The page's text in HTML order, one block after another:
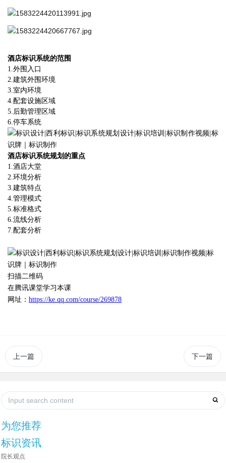
酒店标识系统的范围
1. 外围入口
2. 建筑外围环境
3. 室内环境
4. 配套设施区域
5. 后勤管理区域
6. 停车系统
酒店标识系统规划的重点
1. 酒店大堂
2. 环境分析
3. 建筑特点
4. 管理模式
5. 标准格式
6. 流线分析
7. 配套分析
扫描二维码
在腾讯课堂学习本课
网址： https://ke.qq.com/course/269878
上一篇 下一篇
为您推荐
标识资讯
院长观点